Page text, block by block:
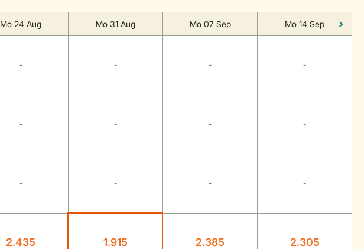
Mo 24 Aug Mo 31 Aug Mo 07 Sep Mo 14 Sep
- - - -
- - - -
- - - -
2.435 1.915 2.385 2.305